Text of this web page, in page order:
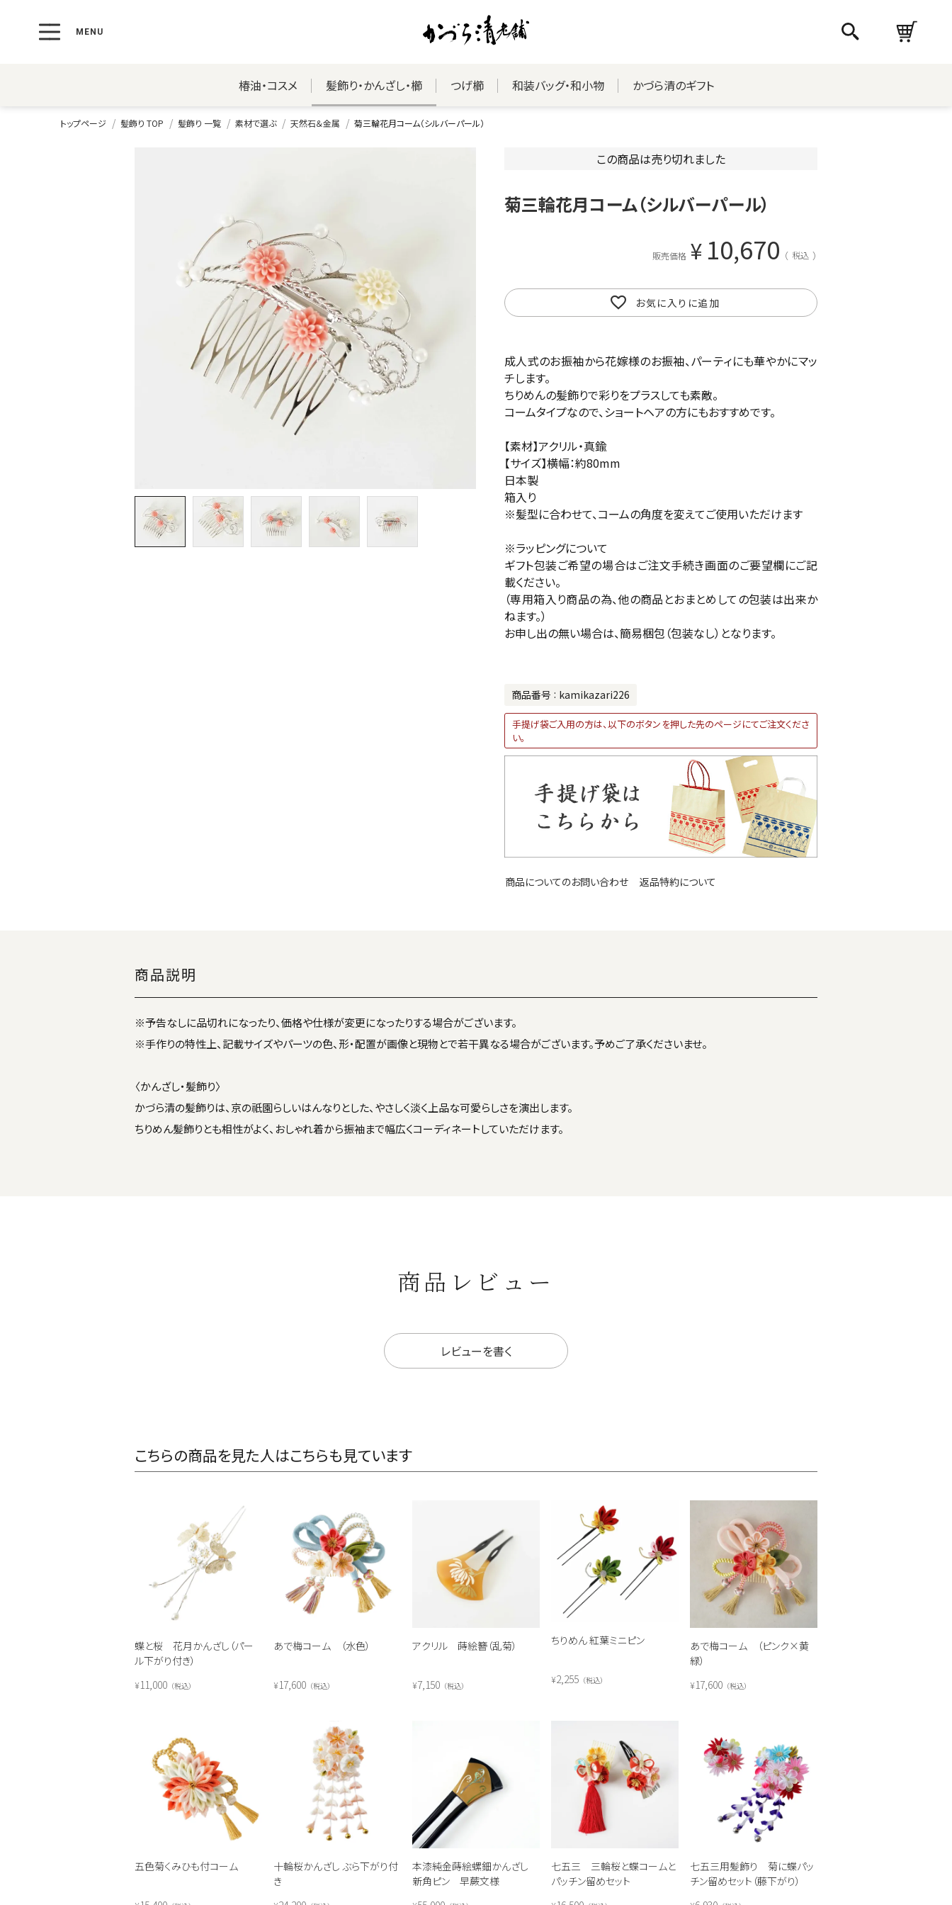
椿油・コスメ 髪飾り・かんざし・櫛 つげ櫛 和装バッグ・和小物 かづら清のギフト
トップページ 髪飾り TOP 髪飾り 一覧 素材で選ぶ 天然石＆金属 菊三輪花月コーム（シルバーパール）
この商品は売り切れました
菊三輪花月コーム（シルバーパール）
販売価格 ¥ 10,670 税込
お気に入りに追加
成人式のお振袖から花嫁様のお振袖、パーティにも華やかにマッ
チします。
ちりめんの髪飾りで彩りをプラスしても素敵。
コームタイプなので、ショートヘアの方にもおすすめです。
【素材】アクリル・真鍮
【サイズ】横幅：約80mm
日本製
箱入り
※髪型に合わせて、コームの角度を変えてご使用いただけます
※ラッピングについて
ギフト包装ご希望の場合はご注文手続き画面のご要望欄にご記
載ください。
（専用箱入り商品の為、他の商品とおまとめしての包装は出来か
ねます。）
お申し出の無い場合は、簡易梱包（包装なし）となります。
商品番号 kamikazari226
手提げ袋ご入用の方は、以下のボタンを押した先のページにてご注文くださ
い。
商品についてのお問い合わせ 返品特約について
商品説明
※予告なしに品切れになったり、価格や仕様が変更になったりする場合がございます。
※手作りの特性上、記載サイズやパーツの色、形・配置が画像と現物とで若干異なる場合がございます。予めご了承くださいませ。
〈かんざし・髪飾り〉
かづら清の髪飾りは、京の祇園らしいはんなりとした、やさしく淡く上品な可愛らしさを演出します。
ちりめん髪飾りとも相性がよく、おしゃれ着から振袖まで幅広くコーディネートしていただけます。
商品レビュー
レビューを書く
こちらの商品を見た人はこちらも見ています
蝶と桜 花月かんざし（パー
ル下がり付き）
¥11,000 税込
あで梅コーム （水色）
¥17,600 税込
アクリル 蒔絵簪（乱菊）
¥7,150 税込
ちりめん 紅葉ミニピン
¥2,255 税込
あで梅コーム （ピンク×黄
緑）
¥17,600 税込
五色菊くみひも付コーム
十輪桜かんざし ぶら下がり付
き
本漆純金蒔絵螺鈿かんざし
新角ピン 早蕨文様
七五三 三輪桜と蝶コームと
パッチン留めセット
七五三用髪飾り 菊に蝶パッ
チン留めセット（藤下がり）